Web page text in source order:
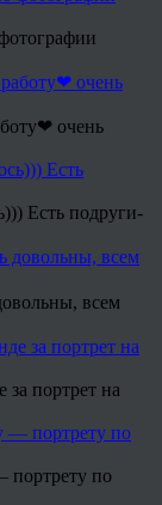
очень
Есть подруги-
всем
портрет на
портрету по